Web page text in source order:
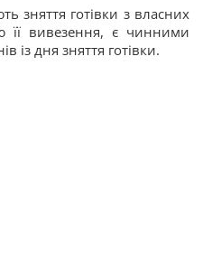
зняття готівки з власних
її вивезення, є чинними
із дня зняття готівки.